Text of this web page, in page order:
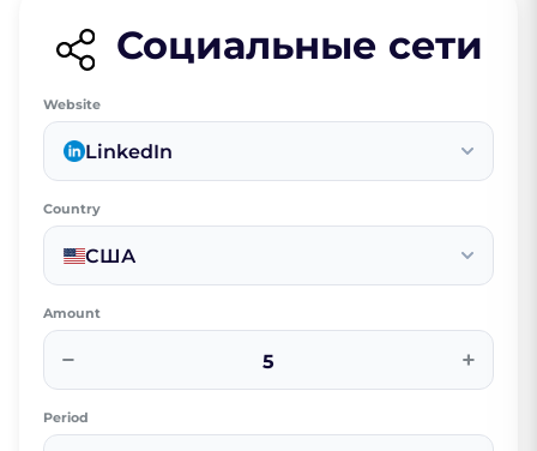
Социальные сети
Website
LinkedIn
Country
США
Amount
− +
Period